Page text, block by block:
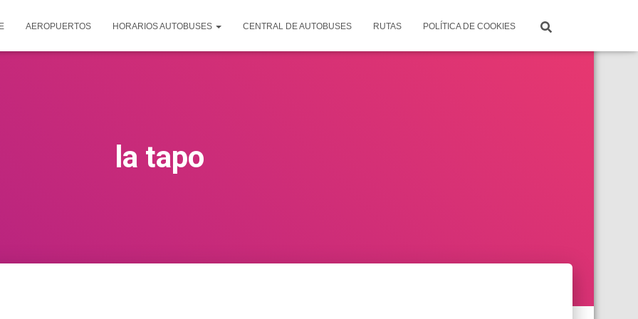
AEROPUERTOS HORARIOS AUTOBUSES CENTRAL DE AUTOBUSES RUTAS POLÍTICA DE COOKIES
la tapo